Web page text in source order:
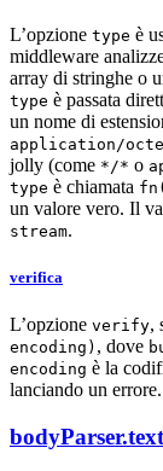
L’opzione type è
middleware
array di stringhe o
type è passata
un nome di
application/
jolly (come */* o
type è chiamata
un valore vero. Il
stream.
verifica
L’opzione verify,
encoding) , dove
encoding è la
lanciando un errore.